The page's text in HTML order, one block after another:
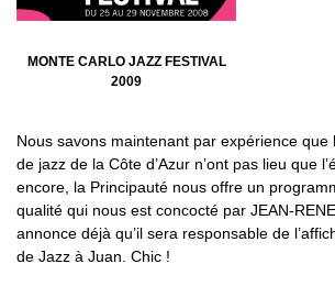
MONTE CARLO JAZZ FESTIVAL
2009
Nous savons maintenant par expérience que
de jazz de la Côte d’Azur n’ont pas lieu que
encore, la Principauté nous offre un
qualité qui nous est concocté par JEAN-
annonce déjà qu’il sera responsable de
de Jazz à Juan. Chic !